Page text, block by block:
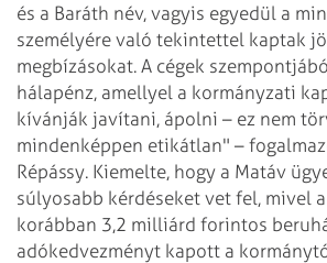
és a Baráth név, vagyis egyedül a
személyére való tekintettel kaptak
megbízásokat. A cégek
hálapénz, amellyel a kormányzati
kívánják javítani, ápolni – ez nem
mindenképpen etikátlan" –
Répássy. Kiemelte, hogy a Matáv
súlyosabb kérdéseket vet fel, mivel
korábban 3,2 milliárd forintos
adókedvezményt kapott a